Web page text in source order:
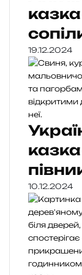
19.12.2024
10.12.2024